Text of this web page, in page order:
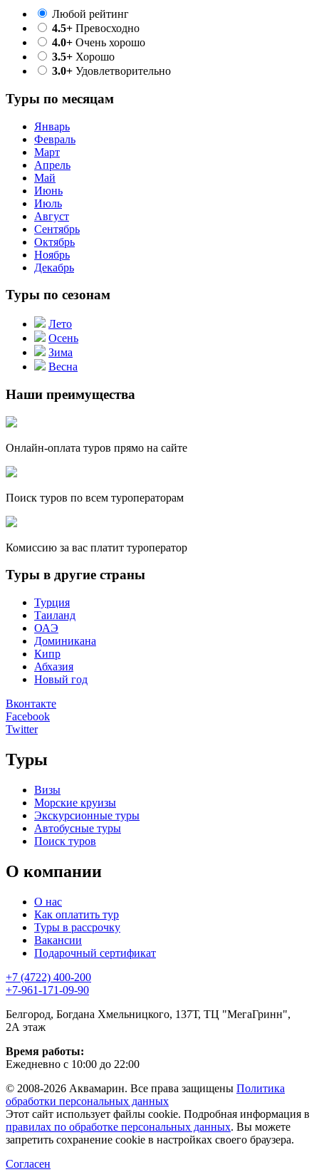
Любой рейтинг
4.5+ Превосходно
4.0+ Очень хорошо
3.5+ Хорошо
3.0+ Удовлетворительно
Туры по месяцам
Январь
Февраль
Март
Апрель
Май
Июнь
Июль
Август
Сентябрь
Октябрь
Ноябрь
Декабрь
Туры по сезонам
Лето
Осень
Зима
Весна
Наши преимущества
Онлайн-оплата туров прямо на сайте
Поиск туров по всем туроператорам
Комиссию за вас платит туроператор
Туры в другие страны
Турция
Таиланд
ОАЭ
Доминикана
Кипр
Абхазия
Новый год
Вконтакте
Facebook
Twitter
Туры
Визы
Морские круизы
Экскурсионные туры
Автобусные туры
Поиск туров
О компании
О нас
Как оплатить тур
Туры в рассрочку
Вакансии
Подарочный сертификат
+7 (4722) 400-200
+7-961-171-09-90
Белгород, Богдана Хмельницкого, 137Т, ТЦ "МегаГринн",
2А этаж
Время работы:
Ежедневно с 10:00 до 22:00
© 2008-2026 Аквамарин. Все права защищены Политика
обработки персональных данных
Этот сайт использует файлы cookie. Подробная информация в
правилах по обработке персональных данных. Вы можете
запретить сохранение cookie в настройках своего браузера.
Согласен